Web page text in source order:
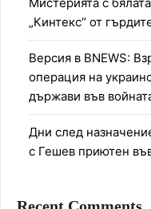
„Кинтекс“ от
Версия в BNEWS:
операция на
държави във
Дни след
с Гешев приютен